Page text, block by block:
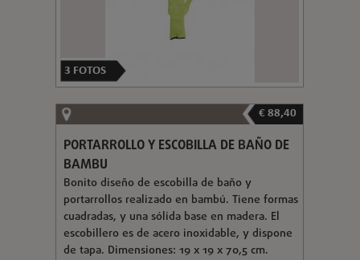
3 FOTOS
€ 88,40
PORTARROLLO Y ESCOBILLA DE BAÑO DE
BAMBU
Bonito diseño de escobilla de baño y
portarrollos realizado en bambú. Tiene formas
cuadradas, y una sólida base en madera. El
escobillero es de acero inoxidable, y dispone
de tapa. Dimensiones: 19 x 19 x 70,5 cm.